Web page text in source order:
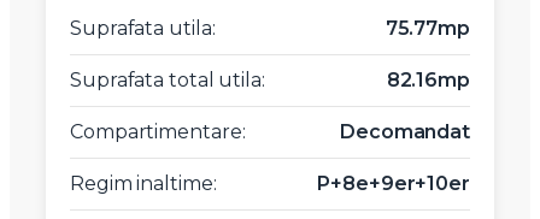
Suprafata utila: 75.77mp
Suprafata total utila: 82.16mp
Compartimentare: Decomandat
Regim inaltime: P+8e+9er+10er